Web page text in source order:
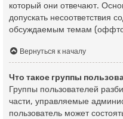
который они отвечают.
допускать несоответствия
обсуждаемым темам
Вернуться к началу
Что такое группы
Группы пользователей
части, управляемые
пользователь может